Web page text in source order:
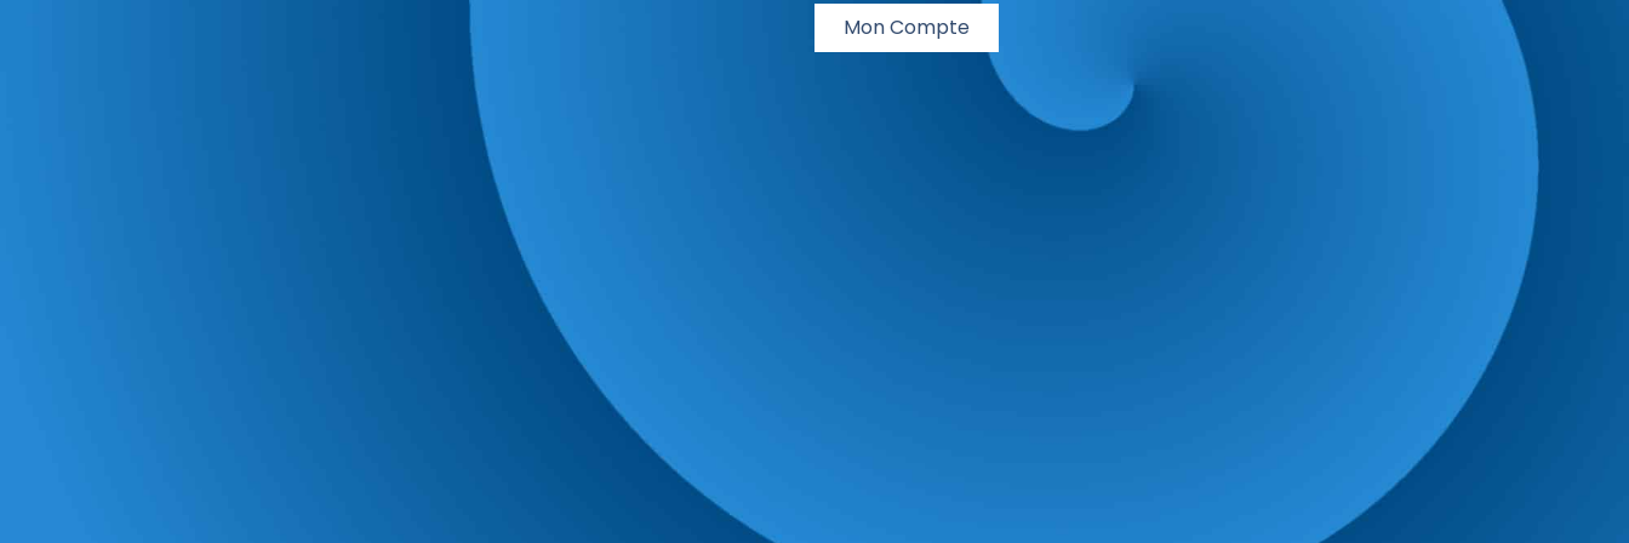
Mon Compte